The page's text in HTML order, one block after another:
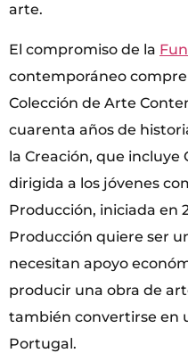
arte.
El compromiso de la
contemporáneo
Colección de Arte
cuarenta años de
la Creación, que incluye
dirigida a los jóvenes
Producción, iniciada en
Producción quiere ser
necesitan apoyo
producir una obra de
también convertirse en
Portugal.